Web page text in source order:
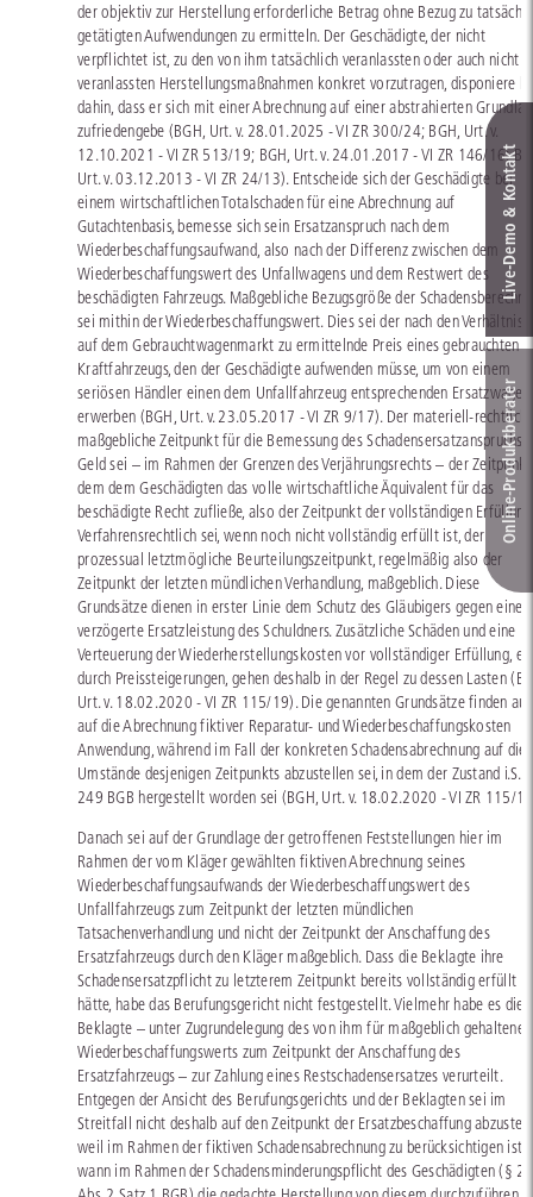
der objektiv zur Herstellung erforderliche Betrag ohne Bezug zu
getätigten Aufwendungen zu ermitteln. Der Geschädigte, der nicht
verpflichtet ist, zu den von ihm tatsächlich veranlassten oder auch nicht
veranlassten Herstellungsmaßnahmen konkret vorzutragen, disponiere
dahin, dass er sich mit einer Abrechnung auf einer abstrahierten
zufriedengebe (BGH, Urt. v. 28.01.2025 - VI ZR 300/24; BGH, Urt. v.
12.10.2021 - VI ZR 513/19; BGH, Urt. v. 24.01.2017 - VI ZR 146/16;
Urt. v. 03.12.2013 - VI ZR 24/13). Entscheide sich der Geschädigte bei
einem wirtschaftlichen Totalschaden für eine Abrechnung auf
Gutachtenbasis, bemesse sich sein Ersatzanspruch nach dem
Wiederbeschaffungsaufwand, also nach der Differenz zwischen dem
Wiederbeschaffungswert des Unfallwagens und dem Restwert des
beschädigten Fahrzeugs. Maßgebliche Bezugsgröße der
sei mithin der Wiederbeschaffungswert. Dies sei der nach den
auf dem Gebrauchtwagenmarkt zu ermittelnde Preis eines gebrauchten
Kraftfahrzeugs, den der Geschädigte aufwenden müsse, um von einem
seriösen Händler einen dem Unfallfahrzeug entsprechenden
erwerben (BGH, Urt. v. 23.05.2017 - VI ZR 9/17). Der materiell-rechtlich
maßgebliche Zeitpunkt für die Bemessung des Schadensersatzanspruchs
Geld sei – im Rahmen der Grenzen des Verjährungsrechts – der
dem dem Geschädigten das volle wirtschaftliche Äquivalent für das
beschädigte Recht zufließe, also der Zeitpunkt der vollständigen Erfüllung.
Verfahrensrechtlich sei, wenn noch nicht vollständig erfüllt ist, der
prozessual letztmögliche Beurteilungszeitpunkt, regelmäßig also der
Zeitpunkt der letzten mündlichen Verhandlung, maßgeblich. Diese
Grundsätze dienen in erster Linie dem Schutz des Gläubigers gegen eine
verzögerte Ersatzleistung des Schuldners. Zusätzliche Schäden und eine
Verteuerung der Wiederherstellungskosten vor vollständiger Erfüllung,
durch Preissteigerungen, gehen deshalb in der Regel zu dessen Lasten
Urt. v. 18.02.2020 - VI ZR 115/19). Die genannten Grundsätze finden
auf die Abrechnung fiktiver Reparatur- und Wiederbeschaffungskosten
Anwendung, während im Fall der konkreten Schadensabrechnung auf die
Umstände desjenigen Zeitpunkts abzustellen sei, in dem der Zustand
249 BGB hergestellt worden sei (BGH, Urt. v. 18.02.2020 - VI ZR 115/
Danach sei auf der Grundlage der getroffenen Feststellungen hier im
Rahmen der vom Kläger gewählten fiktiven Abrechnung seines
Wiederbeschaffungsaufwands der Wiederbeschaffungswert des
Unfallfahrzeugs zum Zeitpunkt der letzten mündlichen
Tatsachenverhandlung und nicht der Zeitpunkt der Anschaffung des
Ersatzfahrzeugs durch den Kläger maßgeblich. Dass die Beklagte ihre
Schadensersatzpflicht zu letzterem Zeitpunkt bereits vollständig erfüllt
hätte, habe das Berufungsgericht nicht festgestellt. Vielmehr habe es die
Beklagte – unter Zugrundelegung des von ihm für maßgeblich gehaltenen
Wiederbeschaffungswerts zum Zeitpunkt der Anschaffung des
Ersatzfahrzeugs – zur Zahlung eines Restschadensersatzes verurteilt.
Entgegen der Ansicht des Berufungsgerichts und der Beklagten sei im
Streitfall nicht deshalb auf den Zeitpunkt der Ersatzbeschaffung
weil im Rahmen der fiktiven Schadensabrechnung zu berücksichtigen ist,
wann im Rahmen der Schadensminderungspflicht des Geschädigten (§
Live‑Demo & Kontakt
Online-Produkt­berater